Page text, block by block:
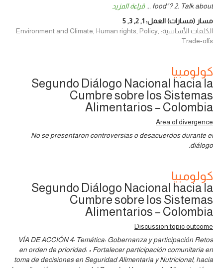
food"? 2. Talk about
... قراءة المزيد
مسار (مسارات) العمل:1
,
2
,
3
,
5
الكلمات الأساسية: Environment and Climate, Human rights, Policy,
Trade-offs
كولومبيا
Segundo Diálogo Nacional hacia la
Cumbre sobre los Sistemas
Alimentarios – Colombia
Area of divergence
No se presentaron controversias o desacuerdos durante el
diálogo.
كولومبيا
Segundo Diálogo Nacional hacia la
Cumbre sobre los Sistemas
Alimentarios – Colombia
Discussion topic outcome
VÍA DE ACCIÓN 4: Temática: Gobernanza y participación Retos
en orden de prioridad: • Fortalecer participación comunitaria en
toma de decisiones en Seguridad Alimentaria y Nutricional, hacia